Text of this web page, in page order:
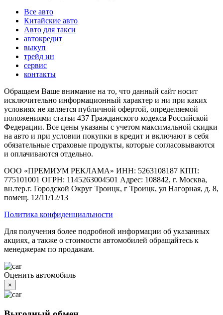
Все авто
Китайские авто
Авто для такси
автокредит
выкуп
трейд ин
сервис
контакты
Обращаем Ваше внимание на то, что данный сайт носит
исключительно информационный характер и ни при каких
условиях не является публичной офертой, определяемой
положениями статьи 437 Гражданского кодекса Российской
Федерации. Все цены указаны с учетом максимальной скидки
на авто и при условии покупки в кредит и включают в себя
обязательные страховые продукты, которые согласовываются
и оплачиваются отдельно.
ООО «ПРЕМИУМ РЕКЛАМА» ИНН: 5263108187 КПП:
775101001 ОГРН: 1145263004501 Адрес: 108842, г. Москва,
вн.тер.г. Городской Округ Троицк, г Троицк, ул Нагорная, д. 8,
помещ. 12/11/12/13
Политика конфиденциальности
Для получения более подробной информации об указанных
акциях, а также о стоимости автомобилей обращайтесь к
менеджерам по продажам.
Оценить автомобиль
×